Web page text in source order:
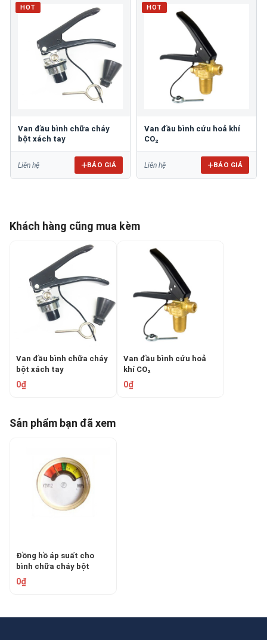
HOT
Van đầu bình chữa cháy
bột xách tay
Liên hệ BÁO GIÁ
HOT
Van đầu bình cứu hoả khí
CO₂
Liên hệ BÁO GIÁ
Khách hàng cũng mua kèm
Van đầu bình chữa cháy
bột xách tay
0₫
Van đầu bình cứu hoả
khí CO₂
0₫
Sản phẩm bạn đã xem
Đồng hồ áp suất cho
bình chữa cháy bột
0₫